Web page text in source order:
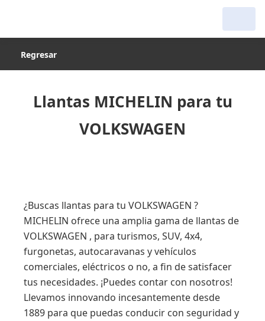
Regresar
Llantas MICHELIN para tu
VOLKSWAGEN
¿Buscas llantas para tu VOLKSWAGEN ?
MICHELIN ofrece una amplia gama de llantas de
VOLKSWAGEN , para turismos, SUV, 4x4,
furgonetas, autocaravanas y vehículos
comerciales, eléctricos o no, a fin de satisfacer
tus necesidades. ¡Puedes contar con nosotros!
Llevamos innovando incesantemente desde
1889 para que puedas conducir con seguridad y